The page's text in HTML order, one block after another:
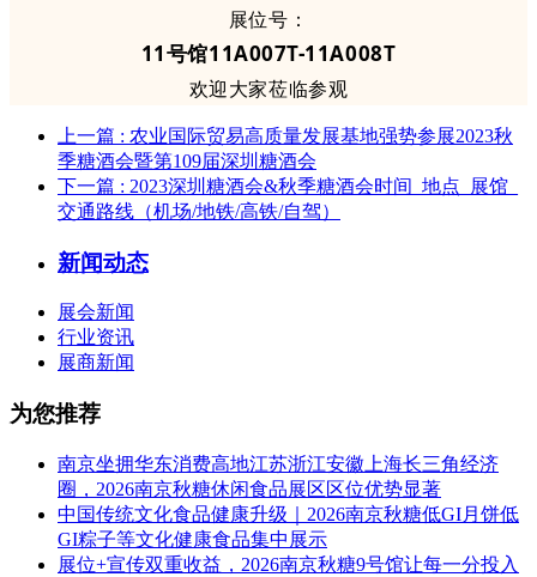
展位号：
11号馆11A007T-11A008T
欢迎大家莅临参观
上一篇 : 农业国际贸易高质量发展基地强势参展2023秋
季糖酒会暨第109届深圳糖酒会
下一篇 : 2023深圳糖酒会&秋季糖酒会时间_地点_展馆_
交通路线（机场/地铁/高铁/自驾）
新闻动态
展会新闻
行业资讯
展商新闻
为您推荐
南京坐拥华东消费高地江苏浙江安徽上海长三角经济
圈，2026南京秋糖休闲食品展区区位优势显著
中国传统文化食品健康升级｜2026南京秋糖低GI月饼低
GI粽子等文化健康食品集中展示
展位+宣传双重收益，2026南京秋糖9号馆让每一分投入